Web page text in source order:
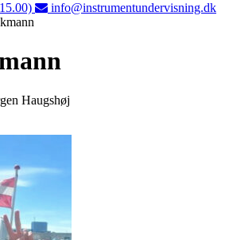
info@instrumentundervisning.dk
Haugshøj